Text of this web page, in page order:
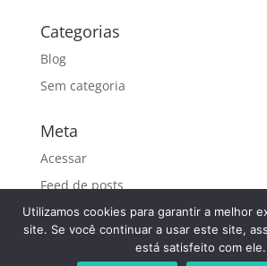
Categorias
Blog
Sem categoria
Meta
Acessar
Feed de posts
Feed de comentários
WordPress.org
Utilizamos cookies para garantir a melhor
site. Se você continuar a usar este site,
está satisfeito com ele.